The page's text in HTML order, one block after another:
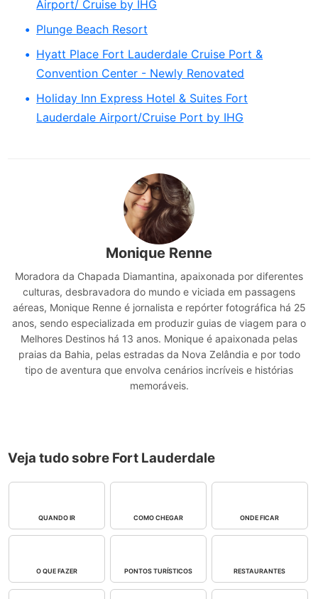
Airport/ Cruise by IHG
Plunge Beach Resort
Hyatt Place Fort Lauderdale Cruise Port &
Convention Center - Newly Renovated
Holiday Inn Express Hotel & Suites Fort
Lauderdale Airport/Cruise Port by IHG
Monique Renne
Moradora da Chapada Diamantina, apaixonada por diferentes
culturas, desbravadora do mundo e viciada em passagens
aéreas, Monique Renne é jornalista e repórter fotográfica há 25
anos, sendo especializada em produzir guias de viagem para o
Melhores Destinos há 13 anos. Monique é apaixonada pelas
praias da Bahia, pelas estradas da Nova Zelândia e por todo
tipo de aventura que envolva cenários incríveis e histórias
memoráveis.
Veja tudo sobre Fort Lauderdale
QUANDO IR COMO CHEGAR ONDE FICAR
O QUE FAZER PONTOS TURÍSTICOS RESTAURANTES